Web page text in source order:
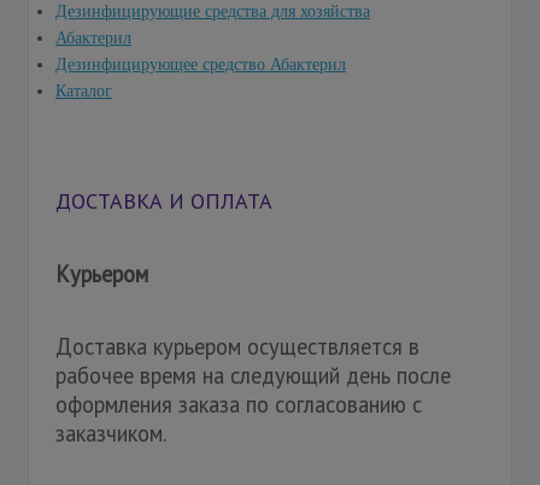
Дезинфицирующие средства для хозяйства
Абактерил
Дезинфицирующее средство Абактерил
Каталог
ДОСТАВКА И ОПЛАТА
Курьером
Доставка курьером осуществляется в
рабочее время на следующий день после
оформления заказа по согласованию с
заказчиком.